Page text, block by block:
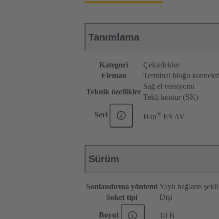
Tanımlama
Kategori
Çekirdekler
Eleman
Terminal bloğu
Teknik özellikler
Sağ el versiyonu
Tekli kontur (SK)
Seri Han® ES AV
Sürüm
Sonlandırma yöntemi Yaylı bağlantı şekli
Soket tipi
Dişi
Boyut 10 B